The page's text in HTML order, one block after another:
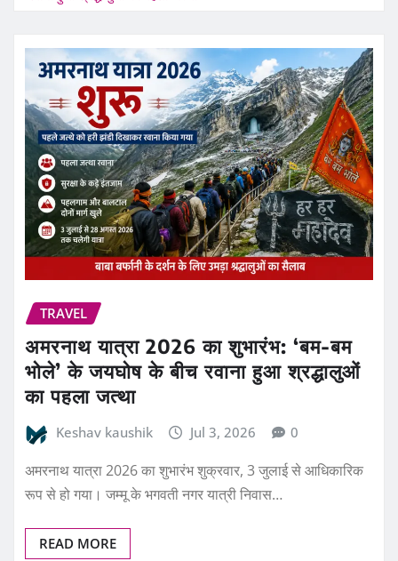
TRAVEL
अमरनाथ यात्रा 2026 का शुभारंभ: ‘बम-बम
भोले’ के जयघोष के बीच रवाना हुआ श्रद्धालुओं
का पहला जत्था
Keshav kaushik Jul 3, 2026 0
अमरनाथ यात्रा 2026 का शुभारंभ शुक्रवार, 3 जुलाई से आधिकारिक
रूप से हो गया। जम्मू के भगवती नगर यात्री निवास…
READ MORE